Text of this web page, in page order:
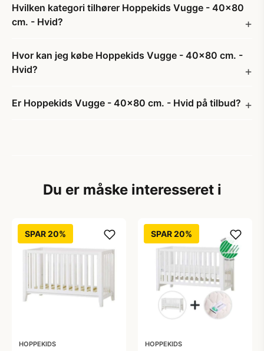
Hvilken kategori tilhører Hoppekids Vugge - 40x80
cm. - Hvid?
Hvor kan jeg købe Hoppekids Vugge - 40x80 cm. -
Hvid?
Er Hoppekids Vugge - 40x80 cm. - Hvid på tilbud?
Du er måske interesseret i
SPAR 20%
HOPPEKIDS
SPAR 20%
HOPPEKIDS